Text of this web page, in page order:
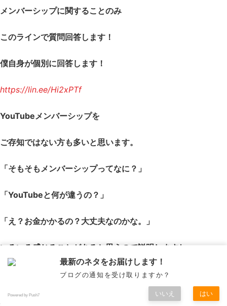
メンバーシップに関することのみ
このラインで質問回答します！
僕自身が個別に回答します！
https://lin.ee/Hi2xPTf
YouTubeメンバーシップを
ご存知ではない方も多いと思います。
「そもそもメンバーシップってなに？」
「YouTubeと何が違うの？」
「え？お金かかるの？大丈夫なのかな。」
いろいろ感じることがあると思うので説明しますね。
※月末に入会しても損することはありません。
入会した日から1ヶ月490円です。
最新のネタをお届けします！
ブログの通知を受け取りますか？
Powered by Push7 いいえ はい